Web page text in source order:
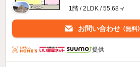
1階 / 2LDK / 55.68㎡
お問い合わせ （無料）
提供